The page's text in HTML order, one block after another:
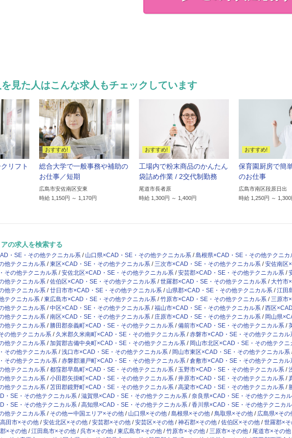
見た人はこんな求人もチェックしています
リフト
総合大学で一般事務や補助の
お仕事／短期
広島市安佐南区安東
時給 1,150円 ～ 1,170円
工場内で粉末商品のかんたん
袋詰め作業 / 2交代制勤務
尾道市長者原
時給 1,300円 ～ 1,400円
保育園厨房で簡
のお仕事
広島市南区段原日出
時給 1,250円 ～ 1,300
の求人を検索する
・SE・その他テクニカル系 山口県×CAD・SE・その他テクニカル系 島根県×CAD・SE・その他テクニカ
他テクニカル系
東区×CAD・SE・その他テクニカル系 三次市×CAD・SE・その他テクニカル系
安佐南区
その他テクニカル系
安佐北区×CAD・SE・その他テクニカル系 安芸郡×CAD・SE・その他テクニカル系
他テクニカル系
佐伯区×CAD・SE・その他テクニカル系 世羅郡×CAD・SE・その他テクニカル系
大竹市
他テクニカル系
廿日市市×CAD・SE・その他テクニカル系 山県郡×CAD・SE・その他テクニカル系
江田
テクニカル系
東広島市×CAD・SE・その他テクニカル系 竹原市×CAD・SE・その他テクニカル系
三原市
他テクニカル系
中区×CAD・SE・その他テクニカル系 福山市×CAD・SE・その他テクニカル系
西区
他テクニカル系
南区×CAD・SE・その他テクニカル系 庄原市×CAD・SE・その他テクニカル系
岡山県
他テクニカル系
勝田郡奈義町×CAD・SE・その他テクニカル系 備前市×CAD・SE・その他テクニカル系
の他テクニカル系
久米郡久米南町×CAD・SE・その他テクニカル系 赤磐市×CAD・SE・その他テクニカル
他テクニカル系
加賀郡吉備中央町×CAD・SE・その他テクニカル系 岡山市北区×CAD・SE・その他テクニ
その他テクニカル系
浅口市×CAD・SE・その他テクニカル系 岡山市東区×CAD・SE・その他テクニカル系
その他テクニカル系
赤磐郡瀬戸町×CAD・SE・その他テクニカル系 倉敷市×CAD・SE・その他テクニカル
他テクニカル系
都窪郡早島町×CAD・SE・その他テクニカル系 玉野市×CAD・SE・その他テクニカル系
他テクニカル系
小田郡矢掛町×CAD・SE・その他テクニカル系 井原市×CAD・SE・その他テクニカル系
他テクニカル系
苫田郡鏡野町×CAD・SE・その他テクニカル系 高梁市×CAD・SE・その他テクニカル系
・SE・その他テクニカル系
滋賀県×CAD・SE・その他テクニカル系 奈良県×CAD・SE・その他テクニカ
・SE・その他テクニカル系
高知県×CAD・SE・その他テクニカル系 香川県×CAD・SE・その他テクニカ
他テクニカル系
その他ー中国エリア×その他 山口県×その他 島根県×その他 鳥取県×その他 広島県×その
田市×その他 安佐北区×その他 安芸郡×その他 安芸区×その他 神石郡×その他 佐伯区×その他 世羅郡×
×その他 江田島市×その他 呉市×その他 東広島市×その他 竹原市×その他 三原市×その他 尾道市×その他